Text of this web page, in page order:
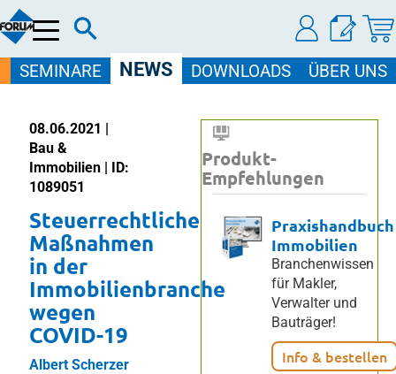
Menü
SEMINARE NEWS DOWNLOADS ÜBER UNS
08.06.2021 |
Bau &
Immobilien | ID:
1089051
Steuerrechtliche
Maßnahmen
in der
Immobilienbranche
wegen
COVID-19
Albert Scherzer
Produkt-
Empfehlungen
Praxishandbuch
Immobilien
Branchenwissen
für Makler,
Verwalter und
Bauträger!
Info & bestellen